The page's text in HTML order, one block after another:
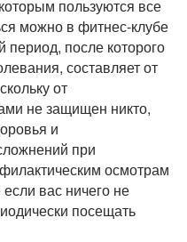
пользуются все
можно в фитнес-клубе
после которого
составляет от
от
не защищен никто,
и
при
осмотрам
вас ничего не
посещать